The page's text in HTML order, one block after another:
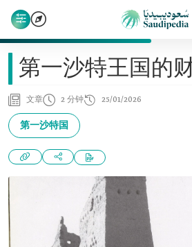
第一沙特王国的
文章 2 分钟 25/01/2026
第一沙特国